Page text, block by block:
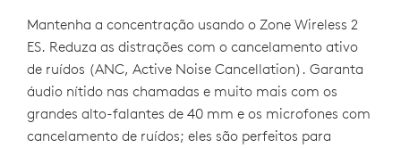
Mantenha a concentração usando o Zone Wireless 2
ES. Reduza as distrações com o cancelamento ativo
de ruídos (ANC, Active Noise Cancellation). Garanta
áudio nítido nas chamadas e muito mais com os
grandes alto-falantes de 40 mm e os microfones com
cancelamento de ruídos; eles são perfeitos para